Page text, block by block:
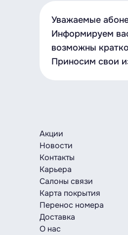
Уважаемые
Информируем
возможны
Приносим свои
Акции
Новости
Контакты
Карьера
Салоны связи
Карта покрытия
Перенос номера
Доставка
О нас